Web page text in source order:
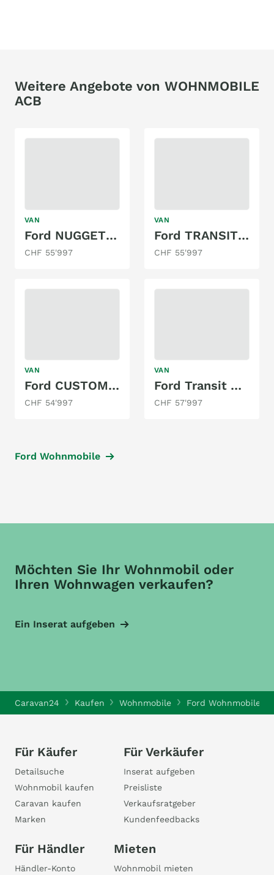
Weitere Angebote von WOHNMOBILE
ACB
VAN
Ford NUGGET PLUS WESTFALIA AUTOMAT
CHF 55'997
VAN
Ford TRANSIT CUSTOM NUGGET WESTFALIA AUTOMAT
CHF 55'997
VAN
Ford CUSTOM NUGGET WESTFALIA AUTOMAT
CHF 54'997
VAN
Ford Transit Nugget Westfalia 2.0 Automat
CHF 57'997
Ford Wohnmobile
Möchten Sie Ihr Wohnmobil oder
Ihren Wohnwagen verkaufen?
Ein Inserat aufgeben
Caravan24 Kaufen Wohnmobile Ford Wohnmobile
Für Käufer
Detailsuche
Wohnmobil kaufen
Caravan kaufen
Marken
Für Verkäufer
Inserat aufgeben
Preisliste
Verkaufsratgeber
Kundenfeedbacks
Für Händler
Händler-Konto
Mieten
Wohnmobil mieten